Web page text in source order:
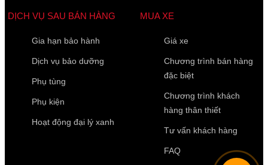
DỊCH VỤ SAU BÁN HÀNG
Gia hạn bảo hành
Dịch vụ bảo dưỡng
Phụ tùng
Phụ kiện
Hoạt động đại lý xanh
MUA XE
Giá xe
Chương trình bán hàng
đặc biệt
Chương trình khách
hàng thân thiết
Tư vấn khách hàng
FAQ
Điện thoại di động*
10 của 10 Ký tự còn lại